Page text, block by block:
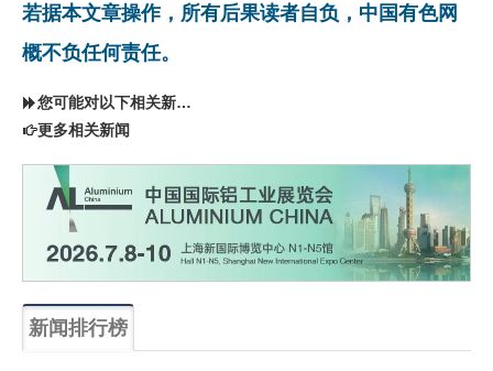
若据本文章操作，所有后果读者自负，中国有色网
概不负任何责任。
您可能对以下相关新闻同样感兴趣
更多相关新闻
新闻排行榜